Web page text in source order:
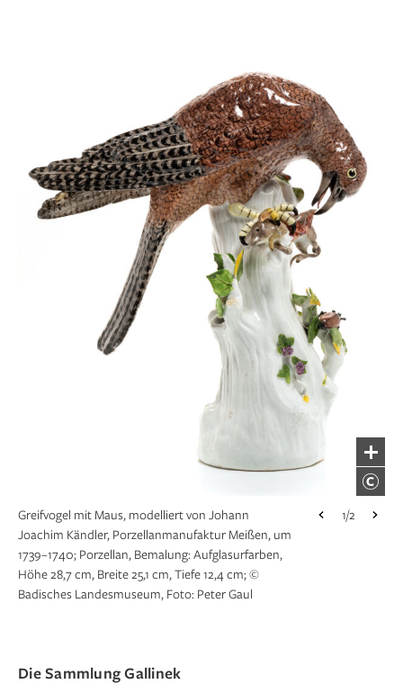
Greifvogel mit Maus, modelliert von Johann
Joachim Kändler, Porzellanmanufaktur Meißen, um
1739–1740; Porzellan, Bemalung: Aufglasurfarben,
Höhe 28,7 cm, Breite 25,1 cm, Tiefe 12,4 cm; ©
Badisches Landesmuseum, Foto: Peter Gaul
1/2
Kumme mit buntem Hausmaler-Dekor, bemalt von
Abraham Seuter (Augsburg), Porzellanmanufaktur
Meißen, um 1725–1730; Porzellan, Bemalung:
Aufglasurfarben und Gold, Höhe 8,1 cm,
Durchmesser 17 cm; © Badisches Landesmuseum,
1/2
Die Sammlung Gallinek